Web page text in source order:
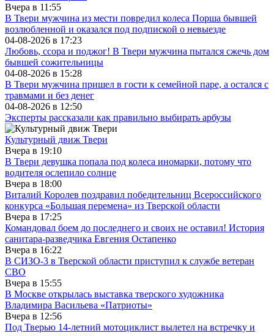
Вчера в 11:55
В Твери мужчина из мести повредил колеса Порша бывшей
возлюбленной и оказался под подпиской о невыезде
04-08-2026 в 17:23
Любовь, ссора и поджог! В Твери мужчина пытался сжечь дом
бывшей сожительницы
04-08-2026 в 15:28
В Твери мужчина пришел в гости к семейной паре, а остался с
травмами и без денег
04-08-2026 в 12:50
Эксперты рассказали как правильно выбирать арбузы
Культурный движ Твери
Вчера в 19:10
В Твери девушка попала под колеса иномарки, потому что
водителя ослепило солнце
Вчера в 18:00
Виталий Королев поздравил победительниц Всероссийского
конкурса «Большая перемена» из Тверской области
Вчера в 17:25
Командовал боем до последнего и своих не оставил! История
санитара-разведчика Евгения Остапенко
Вчера в 16:22
В СИЗО-3 в Тверской области приступил к службе ветеран
СВО
Вчера в 15:55
В Москве открылась выставка тверского художника
Владимира Васильева «Патриоты»
Вчера в 12:56
Под Тверью 14-летний мотоциклист вылетел на встречку и